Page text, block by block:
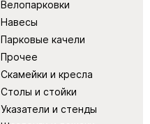
Велопарковки
Навесы
Парковые качели
Прочее
Скамейки и кресла
Столы и стойки
Указатели и стенды